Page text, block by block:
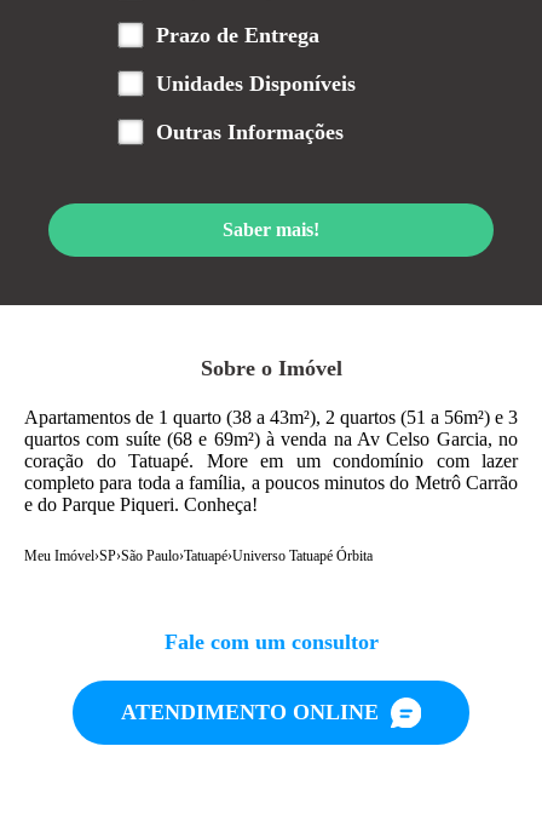
Sobre o Imóvel
Apartamentos de 1 quarto (38 a 43m²), 2 quartos (51 a 56m²) e 3
quartos com suíte (68 e 69m²) à venda na Av Celso Garcia, no
coração do Tatuapé. More em um condomínio com lazer
completo para toda a família, a poucos minutos do Metrô Carrão
e do Parque Piqueri. Conheça!
Meu Imóvel›SP›São Paulo›Tatuapé›Universo Tatuapé Órbita
Prazo de Entrega
Unidades Disponíveis
Outras Informações
Saber mais!
Fale com um consultor
ATENDIMENTO ONLINE